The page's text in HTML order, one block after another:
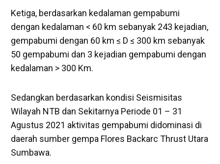
Ketiga, berdasarkan kedalaman gempabumi
dengan kedalaman < 60 km sebanyak 243 kejadian,
gempabumi dengan 60 km ≤ D ≤ 300 km sebanyak
50 gempabumi dan 3 kejadian gempabumi dengan
kedalaman > 300 Km.
Sedangkan berdasarkan kondisi Seismisitas
Wilayah NTB dan Sekitarnya Periode 01 – 31
Agustus 2021 aktivitas gempabumi didominasi di
daerah sumber gempa Flores Backarc Thrust Utara
Sumbawa.